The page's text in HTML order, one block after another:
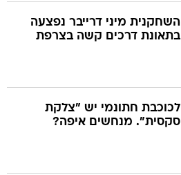
השחקנית מיני דרייבר נפצעה
בתאונת דרכים קשה בצרפת
לכוכבת חתונמי יש "צלקת
סקסית". מנחשים איפה?